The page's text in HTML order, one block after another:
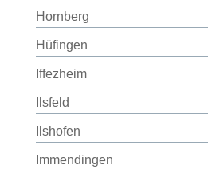
Hornberg
Hüfingen
Iffezheim
Ilsfeld
Ilshofen
Immendingen